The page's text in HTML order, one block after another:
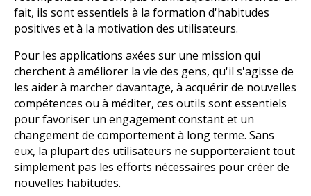
fait, ils sont essentiels à la formation d'habitudes
positives et à la motivation des utilisateurs.
Pour les applications axées sur une mission qui
cherchent à améliorer la vie des gens, qu'il s'agisse de
les aider à marcher davantage, à acquérir de nouvelles
compétences ou à méditer, ces outils sont essentiels
pour favoriser un engagement constant et un
changement de comportement à long terme. Sans
eux, la plupart des utilisateurs ne supporteraient tout
simplement pas les efforts nécessaires pour créer de
nouvelles habitudes.